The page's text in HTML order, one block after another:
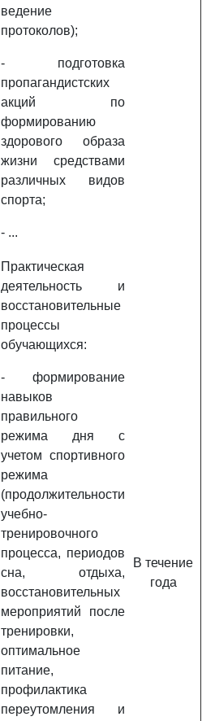
ведение
протоколов);
- подготовка
пропагандистских
акций по
формированию
здорового образа
жизни средствами
различных видов
спорта;
- ...
Практическая
деятельность и
восстановительные
процессы
обучающихся:
- формирование
навыков
правильного
режима дня с
учетом спортивного
режима
(продолжительности
учебно-
тренировочного
процесса, периодов
сна, отдыха,
восстановительных
мероприятий после
тренировки,
оптимальное
питание,
профилактика
переутомления и
В течение
года